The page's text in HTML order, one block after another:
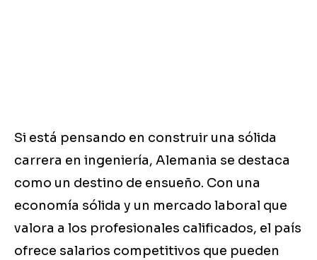
Si está pensando en construir una sólida
carrera en ingeniería, Alemania se destaca
como un destino de ensueño. Con una
economía sólida y un mercado laboral que
valora a los profesionales calificados, el país
ofrece salarios competitivos que pueden